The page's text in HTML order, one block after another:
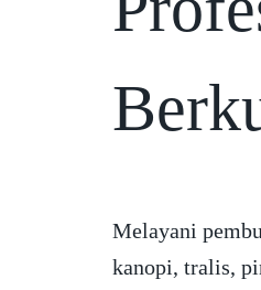
Melayani
kanopi, tralis,